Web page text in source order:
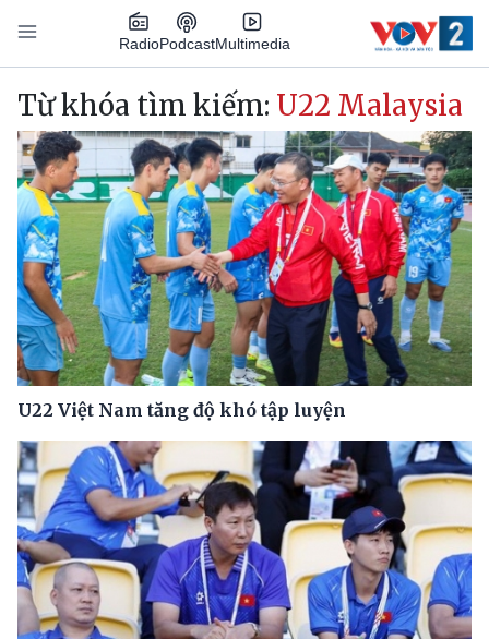
Nhảy đến nội dung
RadioPodcastMultimedia
Main navigation
Từ khóa tìm kiếm: U22 Malaysia
U22 Việt Nam tăng độ khó tập luyện